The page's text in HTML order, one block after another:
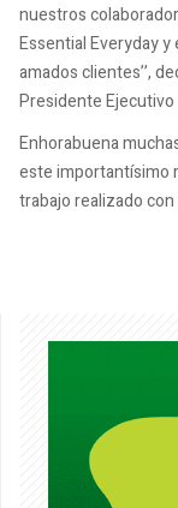
nuestros
Essential Everyday
amados clientes’’,
Presidente Ejecutivo
Enhorabuena
este importantísimo
trabajo realizado